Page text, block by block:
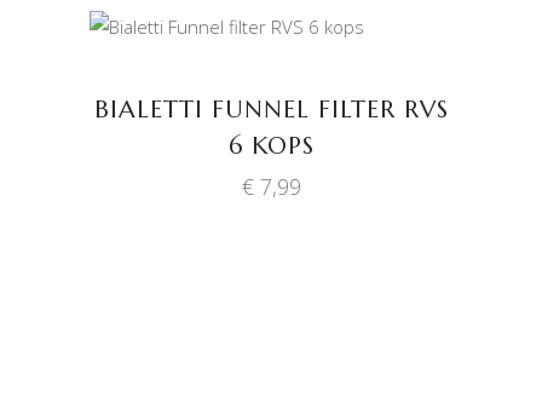
BIALETTI FUNNEL FILTER RVS
6 KOPS
€7,99